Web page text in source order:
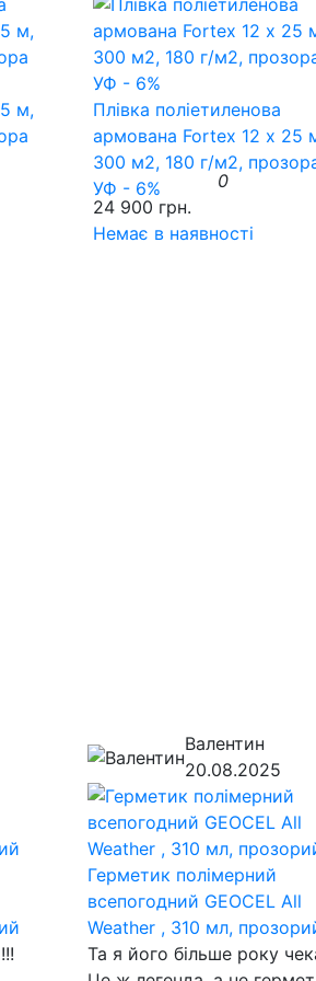
м,
Плівка поліетиленова
армована Fortex 12 х 25
300 м2, 180 г/м2,
УФ - 6%
0
24 900 грн.
Немає в наявності
Валентин
20.08.2025
Герметик полімерний
всепогодний GEOCEL All
Weather , 310 мл,
Та я його більше року